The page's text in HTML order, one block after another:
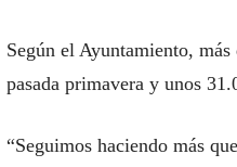
Según el Ayuntamiento,
pasada primavera y unos
“Seguimos haciendo más